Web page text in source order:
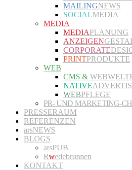
MAILINGNEWS
SOCIALMEDIA
MEDIA
MEDIAPLANUNG
ANZEIGEN
CORPORATE
PRINTPRODUKTE
WEB
CMS &
NATIVE
WEBPFLEGE
PR- UND MARKETING-
PRESSERAUM
REFERENZEN
arsNEWS
BLOGS
arsPUB
Rwedebrunnen
KONTAKT